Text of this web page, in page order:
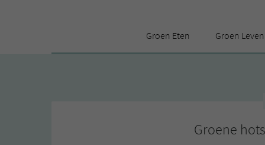
Groen Eten Groen Leven
Groene